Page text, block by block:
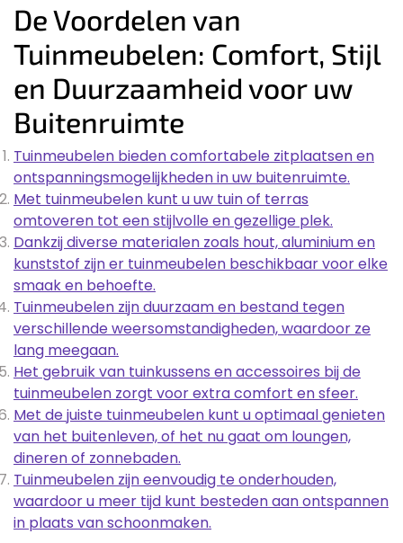
De Voordelen van
Tuinmeubelen: Comfort, Stijl
en Duurzaamheid voor uw
Buitenruimte
Tuinmeubelen bieden comfortabele zitplaatsen en
ontspanningsmogelijkheden in uw buitenruimte.
Met tuinmeubelen kunt u uw tuin of terras
omtoveren tot een stijlvolle en gezellige plek.
Dankzij diverse materialen zoals hout, aluminium en
kunststof zijn er tuinmeubelen beschikbaar voor elke
smaak en behoefte.
Tuinmeubelen zijn duurzaam en bestand tegen
verschillende weersomstandigheden, waardoor ze
lang meegaan.
Het gebruik van tuinkussens en accessoires bij de
tuinmeubelen zorgt voor extra comfort en sfeer.
Met de juiste tuinmeubelen kunt u optimaal genieten
van het buitenleven, of het nu gaat om loungen,
dineren of zonnebaden.
Tuinmeubelen zijn eenvoudig te onderhouden,
waardoor u meer tijd kunt besteden aan ontspannen
in plaats van schoonmaken.